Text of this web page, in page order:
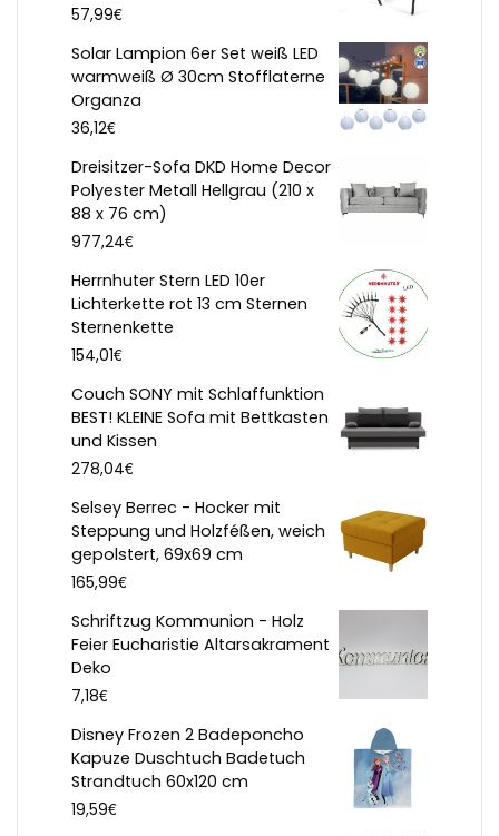
57,99€
Solar Lampion 6er Set weiß LED
warmweiß Ø 30cm Stofflaterne
Organza
36,12€
Dreisitzer-Sofa DKD Home Decor
Polyester Metall Hellgrau (210 x
88 x 76 cm)
977,24€
Herrnhuter Stern LED 10er
Lichterkette rot 13 cm Sternen
Sternenkette
154,01€
Couch SONY mit Schlaffunktion
BEST! KLEINE Sofa mit Bettkasten
und Kissen
278,04€
Selsey Berrec - Hocker mit
Steppung und Holzféßen, weich
gepolstert, 69x69 cm
165,99€
Schriftzug Kommunion - Holz
Feier Eucharistie Altarsakrament
Deko
7,18€
Disney Frozen 2 Badeponcho
Kapuze Duschtuch Badetuch
Strandtuch 60x120 cm
19,59€